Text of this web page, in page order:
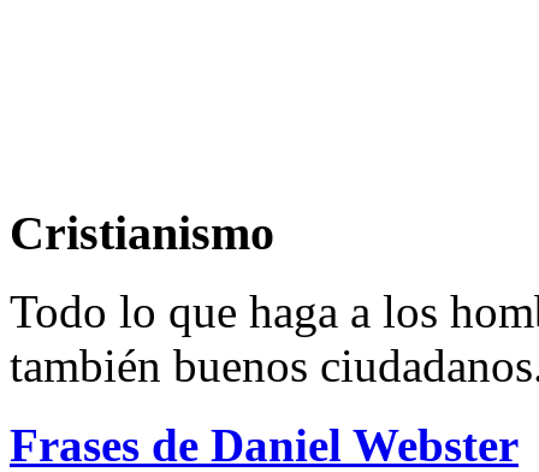
Cristianismo
Todo lo que haga a los
también buenos
Frases de Daniel Webster